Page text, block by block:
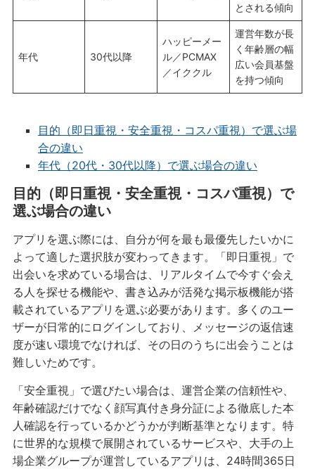
とされる傾向
年代 30代以降
ハッピーメー
ル／PCMAX
／イククル
運営年数が長
く年齢層の幅
広い会員基盤
を持つ傾向
目的（即日重視・安全重視・コスパ重視）で選ぶ場
合の違い
年代（20代・30代以降）で選ぶ場合の違い
目的（即日重視・安全重視・コスパ重視）で
選ぶ場合の違い
アプリを選ぶ際には、自分が何を最も最優先したいかに
よって適した選択肢が変わってきます。「即日重視」で
出会いを求めている場合は、リアルタイムで今すぐ会え
る人を探せる機能や、書き込みが活発な掲示板機能が搭
載されているアプリを選ぶ必要があります。多くのユー
ザーが日常的にログインしており、メッセージの返信速
度が速い環境でなければ、その日のうちに出会うことは
難しいためです。
「安全重視」で選びたい場合は、運営企業の信頼性や、
年齢確認だけでなく顔写真付き身分証による徹底した本
人確認を行っているかどうかが判断基準となります。特
に世界的な規模で展開されているサービスや、大手の上
場企業グループが運営しているアプリは、24時間365日